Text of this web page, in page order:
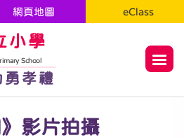
小學
School
孝禮
網頁地圖 eClass
》影片拍攝